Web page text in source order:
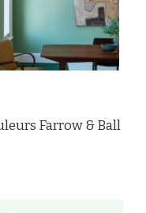
Farrow & Ball